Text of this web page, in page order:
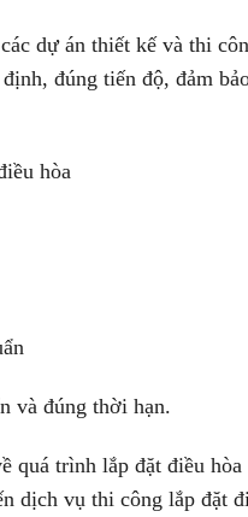
dự án thiết kế và thi
đúng tiến độ, đảm
hòa
và đúng thời hạn.
quá trình lắp đặt điều hòa
dịch vụ thi công lắp đặt